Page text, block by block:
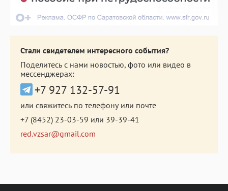
Стали свидетелем интересного события?
Поделитесь с нами новостью, фото или видео в
мессенджерах:
+7 927 132-57-91
или свяжитесь по телефону или почте
+7 (8452) 23-03-59 или 39-39-41
red.vzsar@gmail.com